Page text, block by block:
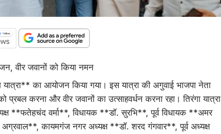
वीर जवानों को किया नमन
यात्रा** का आयोजन किया गया। इस यात्रा की अगुवाई भाजपा नेता
करना और वीर जवानों का उत्साहवर्धन करना रहा। तिरंगा यात्रा
**फतेहचंद वर्मा**, विधायक **डॉ. सुरभि**, पूर्व विधायक **अमर
कायमगंज नगर अध्यक्ष **डॉ. शरद गंगवार**, पूर्व अध्यक्ष